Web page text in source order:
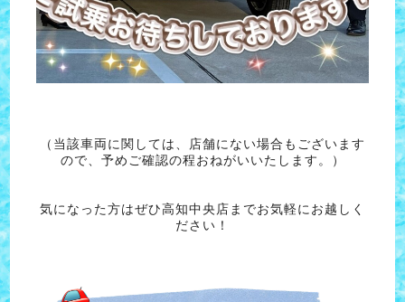
（当該車両に関しては、店舗にない場合もございます
ので、予めご確認の程おねがいいたします。）
気になった方はぜひ高知中央店までお気軽にお越しく
ださい！